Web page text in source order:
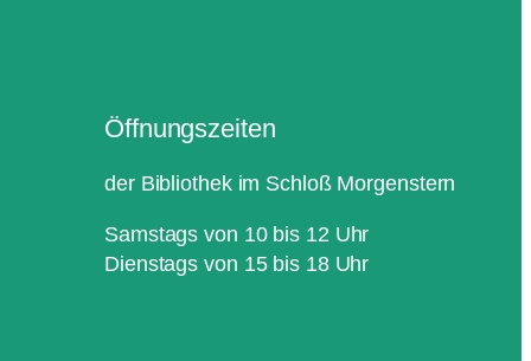
Öffnungszeiten
der Bibliothek im Schloß Morgenstern
Samstags von 10 bis 12 Uhr
Dienstags von 15 bis 18 Uhr